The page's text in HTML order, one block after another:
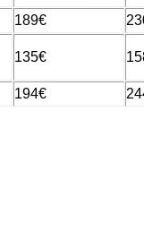
189€
135€
194€